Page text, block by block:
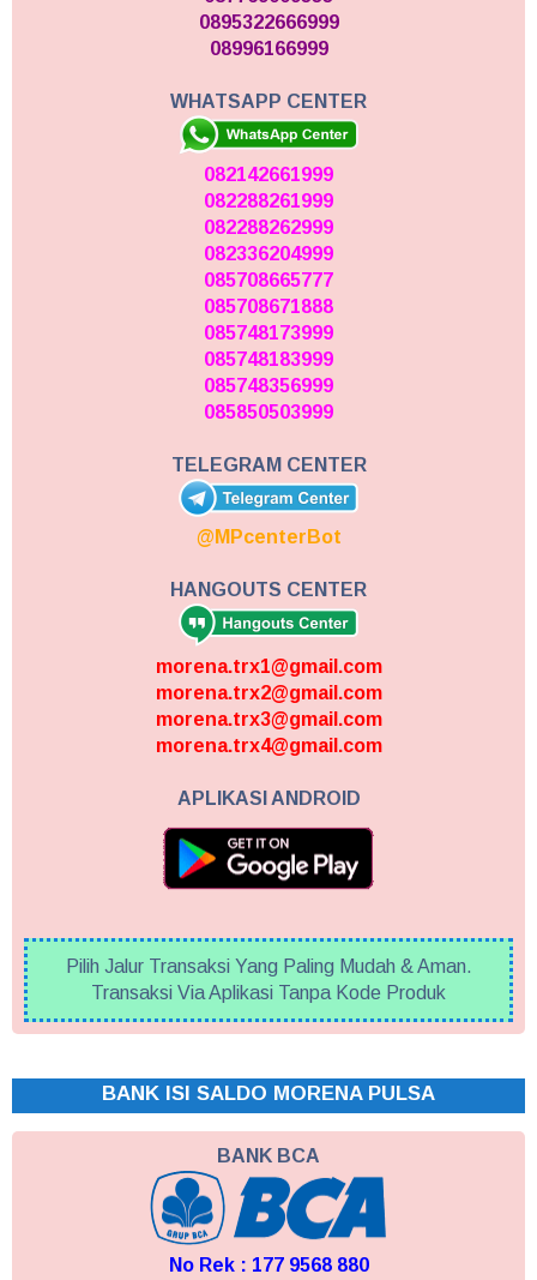
0895322666999
08996166999
WHATSAPP CENTER
082142661999
082288261999
082288262999
082336204999
085708665777
085708671888
085748173999
085748183999
085748356999
085850503999
TELEGRAM CENTER
@MPcenterBot
HANGOUTS CENTER
morena.trx1@gmail.com
morena.trx2@gmail.com
morena.trx3@gmail.com
morena.trx4@gmail.com
APLIKASI ANDROID
Pilih Jalur Transaksi Yang Paling Mudah & Aman.
Transaksi Via Aplikasi Tanpa Kode Produk
BANK ISI SALDO MORENA PULSA
BANK BCA
No Rek : 177 9568 880